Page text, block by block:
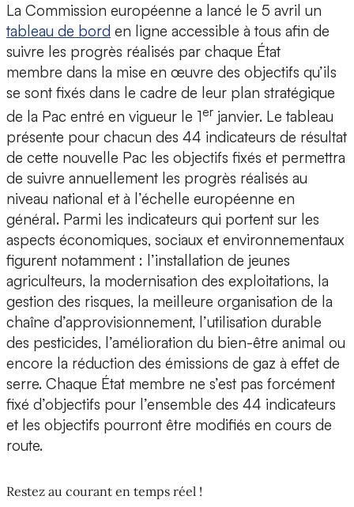
La Commission européenne a lancé le 5 avril un
tableau de bord en ligne accessible à tous afin de
suivre les progrès réalisés par chaque État
membre dans la mise en œuvre des objectifs qu’ils
se sont fixés dans le cadre de leur plan stratégique
de la Pac entré en vigueur le 1er janvier. Le tableau
présente pour chacun des 44 indicateurs de résultat
de cette nouvelle Pac les objectifs fixés et permettra
de suivre annuellement les progrès réalisés au
niveau national et à l’échelle européenne en
général. Parmi les indicateurs qui portent sur les
aspects économiques, sociaux et environnementaux
figurent notamment : l’installation de jeunes
agriculteurs, la modernisation des exploitations, la
gestion des risques, la meilleure organisation de la
chaîne d’approvisionnement, l’utilisation durable
des pesticides, l’amélioration du bien-être animal ou
encore la réduction des émissions de gaz à effet de
serre. Chaque État membre ne s’est pas forcément
fixé d’objectifs pour l’ensemble des 44 indicateurs
et les objectifs pourront être modifiés en cours de
route.
Restez au courant en temps réel !